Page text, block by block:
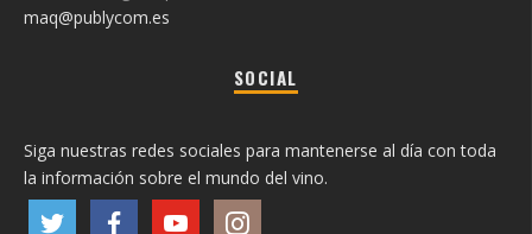
maq@publycom.es
SOCIAL
Siga nuestras redes sociales para mantenerse al día con toda
la información sobre el mundo del vino.